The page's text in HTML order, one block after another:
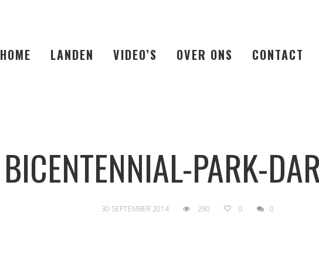
HOME LANDEN VIDEO’S OVER ONS CONTACT
BICENTENNIAL-PARK-
30 SEPTEMBER 2014 290 0 0